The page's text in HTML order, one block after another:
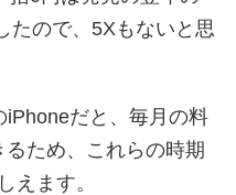
たので、5Xもないと思
だと、毎月の料
ため、これらの時期
えます。